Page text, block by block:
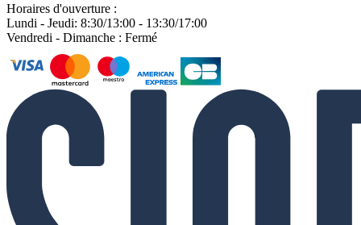
Horaires d'ouverture :
Lundi - Jeudi: 8:30/13:00 - 13:30/17:00
Vendredi - Dimanche : Fermé